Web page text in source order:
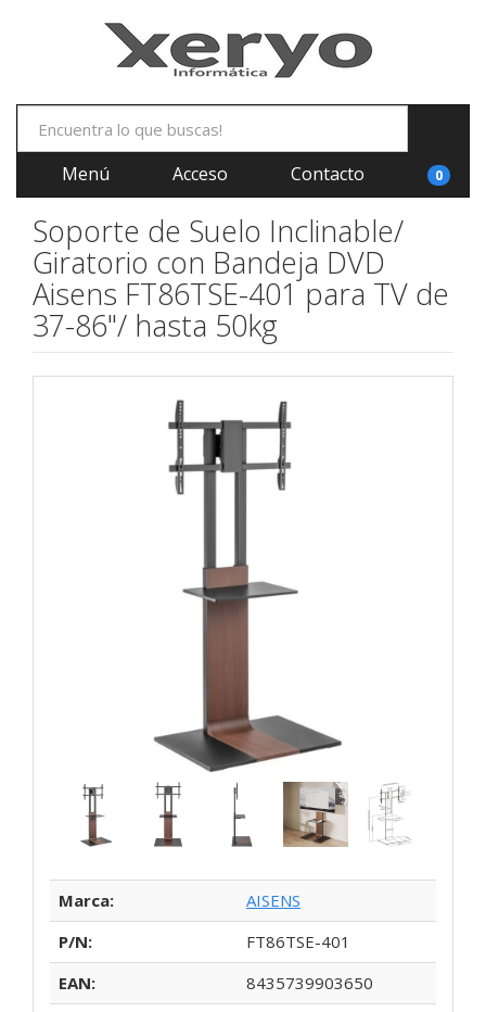
Menú Acceso Contacto 0
Soporte de Suelo Inclinable/
Giratorio con Bandeja DVD
Aisens FT86TSE-401 para TV de
37-86"/ hasta 50kg
Marca:
AISENS
P/N:
FT86TSE-401
EAN:
8435739903650